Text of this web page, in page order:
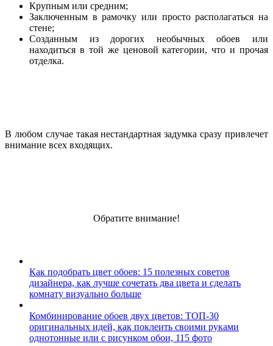
Крупным или средним;
Заключенным в рамочку или просто располагаться на
стене;
Созданным из дорогих необычных обоев или
находиться в той же ценовой категории, что и прочая
отделка.
В любом случае такая нестандартная задумка сразу привлечет
внимание всех входящих.
Обратите внимание!
Как подобрать цвет обоев: 15 полезных советов
дизайнера, как лучше сочетать два цвета и сделать
комнату визуально больше
Комбинирование обоев двух цветов: ТОП-30
оригинальных идей, как поклеить своими руками
однотонные или с рисунком обои, 115 фото